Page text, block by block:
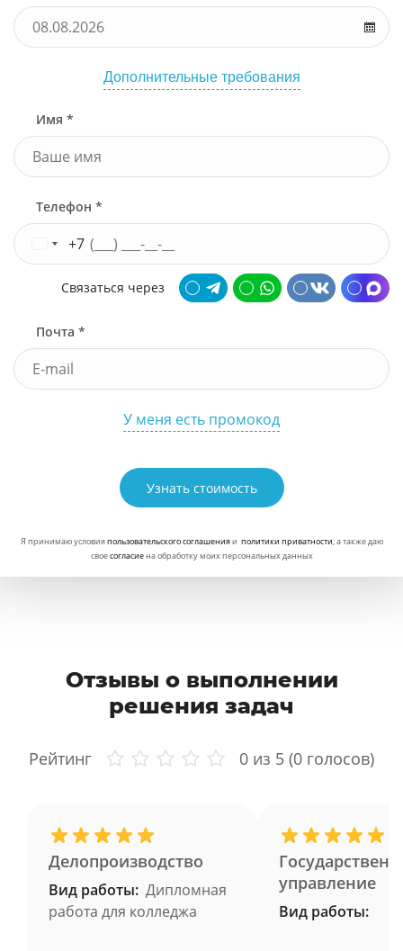
Дополнительные требования
Имя *
Телефон *
+7
Связаться через
Почта *
У меня есть промокод
Узнать стоимость
Я принимаю условияпользовательского соглашенияи политики приватности, а также даю
своесогласиена обработку моих персональных данных
Отзывы о выполнении
решения задач
Рейтинг 0 из 5 (0 голосов)
Делопроизводство
Вид работы: Дипломная
работа для колледжа
управление
Вид работы: